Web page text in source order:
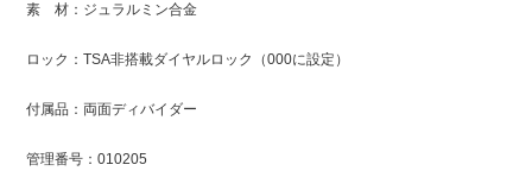
素 材：ジュラルミン合金
ロック：TSA非搭載ダイヤルロック（000に設定）
付属品：両面ディバイダー
管理番号：010205